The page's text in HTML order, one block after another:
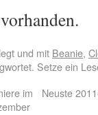
und mit Beanie,
Setze ein
im
Neuste